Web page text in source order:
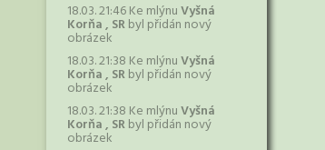
18.03. 21:46 Ke mlýnuVyšná
Korňa , SRbyl přidán nový
obrázek
18.03. 21:38 Ke mlýnuVyšná
Korňa , SRbyl přidán nový
obrázek
18.03. 21:38 Ke mlýnuVyšná
Korňa , SRbyl přidán nový
obrázek